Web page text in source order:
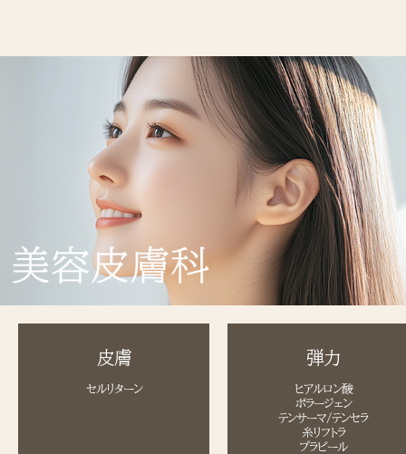
皮膚
セルリターン
弾力
ヒアルロン酸
ポラージェン
テンサーマ/テンセラ
糸リフトラ
プラピール